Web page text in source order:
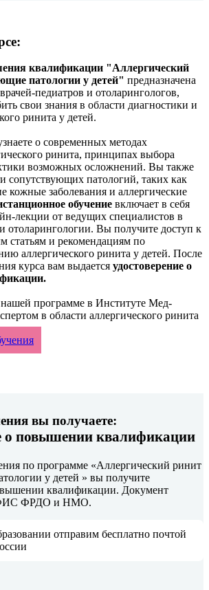
квалификации "Аллергический
патологии у детей" предназначена
педиатров и отоларингологов,
свои знания в области диагностики и
ринита у детей.
о современных методах
ринита, принципах выбора
возможных осложнений. Вы также
сопутствующих патологий, таких как
кожные заболевания и аллергические
обучение включает в себя
лекции от ведущих специалистов в
отоларингологии. Вы получите доступ к
статьям и рекомендациям по
аллергического ринита у детей. После
курса вам выдается удостоверение о
программе в Институте Мед-
в области аллергического ринита
вы получаете:
о повышении квалификации
по программе «Аллергический ринит
у детей » вы получите
квалификации. Документ
ФИС ФРДО и НМО.
отправим бесплатно почтой